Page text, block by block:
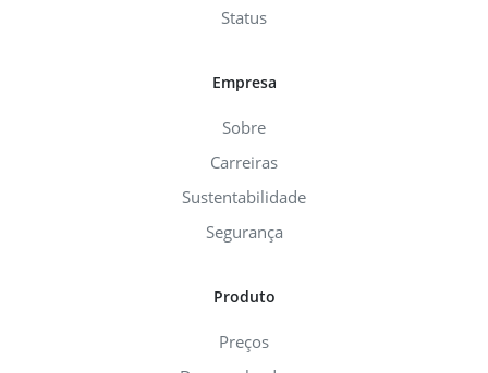
Status
Empresa
Sobre
Carreiras
Sustentabilidade
Segurança
Produto
Preços